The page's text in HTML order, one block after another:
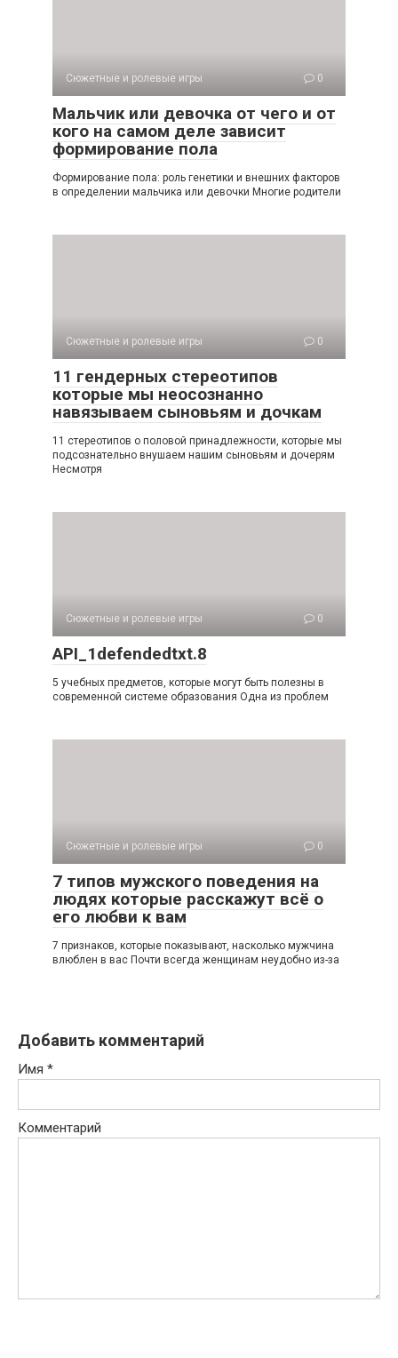
Сюжетные и ролевые игры 0
Мальчик или девочка от чего и от
кого на самом деле зависит
формирование пола
Формирование пола: роль генетики и внешних факторов
в определении мальчика или девочки Многие родители
Сюжетные и ролевые игры 0
11 гендерных стереотипов
которые мы неосознанно
навязываем сыновьям и дочкам
11 стереотипов о половой принадлежности, которые мы
подсознательно внушаем нашим сыновьям и дочерям
Несмотря
Сюжетные и ролевые игры 0
API_1defendedtxt.8
5 учебных предметов, которые могут быть полезны в
современной системе образования Одна из проблем
Сюжетные и ролевые игры 0
7 типов мужского поведения на
людях которые расскажут всё о
его любви к вам
7 признаков, которые показывают, насколько мужчина
влюблен в вас Почти всегда женщинам неудобно из-за
Добавить комментарий
Имя *
Комментарий